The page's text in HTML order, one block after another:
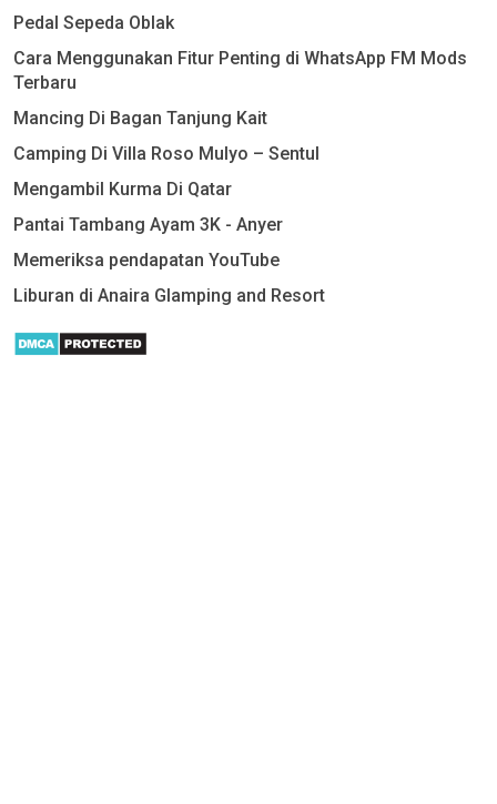
Pedal Sepeda Oblak
Cara Menggunakan Fitur Penting di WhatsApp FM Mods
Terbaru
Mancing Di Bagan Tanjung Kait
Camping Di Villa Roso Mulyo – Sentul
Mengambil Kurma Di Qatar
Pantai Tambang Ayam 3K - Anyer
Memeriksa pendapatan YouTube
Liburan di Anaira Glamping and Resort